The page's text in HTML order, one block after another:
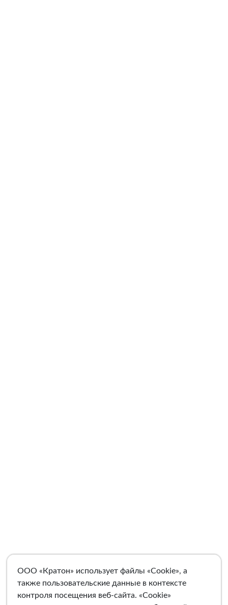
ООО «Кратон» использует файлы «Cookie», а
также пользовательские данные в контексте
контроля посещения веб-сайта. «Cookie»